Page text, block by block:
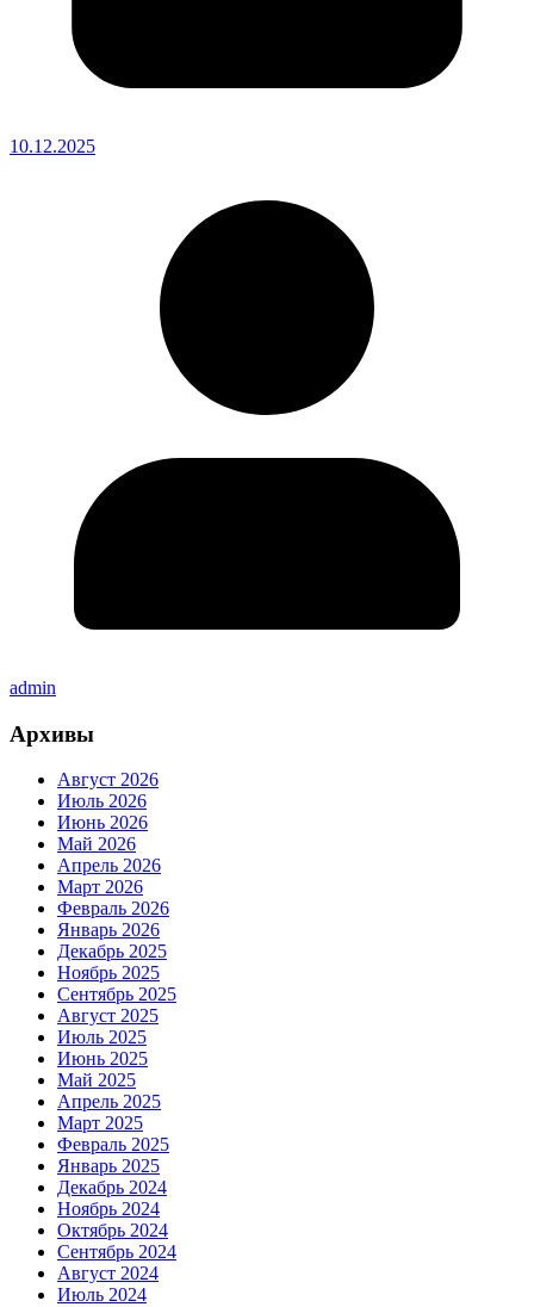
10.12.2025
admin
Архивы
Август 2026
Июль 2026
Июнь 2026
Май 2026
Апрель 2026
Март 2026
Февраль 2026
Январь 2026
Декабрь 2025
Ноябрь 2025
Сентябрь 2025
Август 2025
Июль 2025
Июнь 2025
Май 2025
Апрель 2025
Март 2025
Февраль 2025
Январь 2025
Декабрь 2024
Ноябрь 2024
Октябрь 2024
Сентябрь 2024
Август 2024
Июль 2024